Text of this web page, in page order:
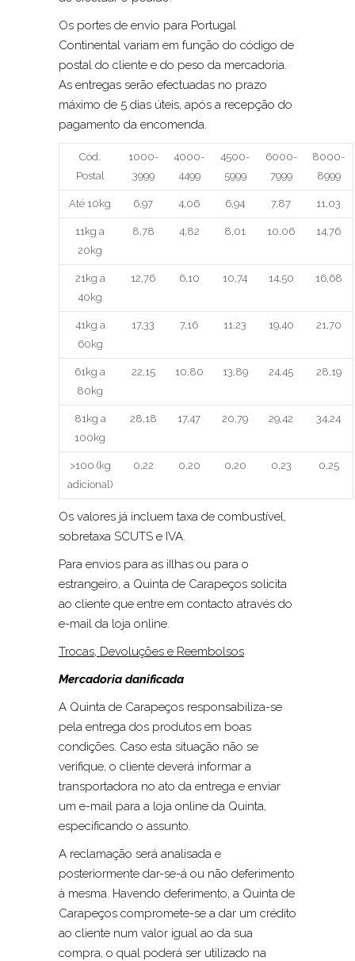
Os portes de envio para Portugal
Continental variam em função do código de
postal do cliente e do peso da mercadoria.
As entregas serão efectuadas no prazo
máximo de 5 dias úteis, após a recepção do
pagamento da encomenda.
Cód.
Postal
1000-
3999
4000-
4499
4500-
5999
6000-
7999
8000-
8999
Até 10kg 6,97 4,06 6,94 7,87 11,03
11kg a
20kg
8,78 4,82 8,01 10,06 14,76
21kg a
40kg
12,76 6,10 10,74 14,50 16,68
41kg a
60kg
17,33 7,16 11,23 19,40 21,70
61kg a
80kg
22,15 10,80 13,89 24,45 28,19
81kg a
100kg
28,18 17,47 20,79 29,42 34,24
>100 (kg
adicional)
0,22 0,20 0,20 0,23 0,25
Os valores já incluem taxa de combustível,
sobretaxa SCUTS e IVA.
Para envios para as iIlhas ou para o
estrangeiro, a Quinta de Carapeços solicita
ao cliente que entre em contacto através do
e-mail da loja online.
Trocas, Devoluções e Reembolsos
Mercadoria danificada
A Quinta de Carapeços responsabiliza-se
pela entrega dos produtos em boas
condições. Caso esta situação não se
verifique, o cliente deverá informar a
transportadora no ato da entrega e enviar
um e-mail para a loja online da Quinta,
especificando o assunto.
A reclamação será analisada e
posteriormente dar-se-á ou não deferimento
à mesma. Havendo deferimento, a Quinta de
Carapeços compromete-se a dar um crédito
ao cliente num valor igual ao da sua
compra, o qual poderá ser utilizado na